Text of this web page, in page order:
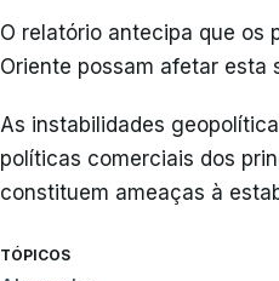
O relatório antecipa que os
Oriente possam afetar esta
As instabilidades
políticas comerciais dos
constituem ameaças à
TÓPICOS